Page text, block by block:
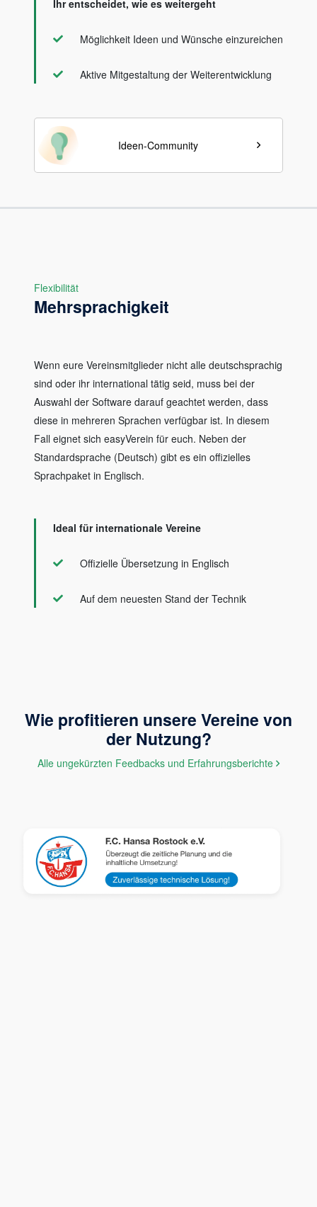
Ihr entscheidet, wie es weitergeht
Möglichkeit Ideen und Wünsche einzureichen
Aktive Mitgestaltung der Weiterentwicklung
Ideen-Community
Flexibilität
Mehrsprachigkeit
Wenn eure Vereinsmitglieder nicht alle deutschsprachig
sind oder ihr international tätig seid, muss bei der
Auswahl der Software darauf geachtet werden, dass
diese in mehreren Sprachen verfügbar ist. In diesem
Fall eignet sich easyVerein für euch. Neben der
Standardsprache (Deutsch) gibt es ein offizielles
Sprachpaket in Englisch.
Ideal für internationale Vereine
Offizielle Übersetzung in Englisch
Auf dem neuesten Stand der Technik
Wie profitieren unsere Vereine von
der Nutzung?
Alle ungekürzten Feedbacks und Erfahrungsberichte